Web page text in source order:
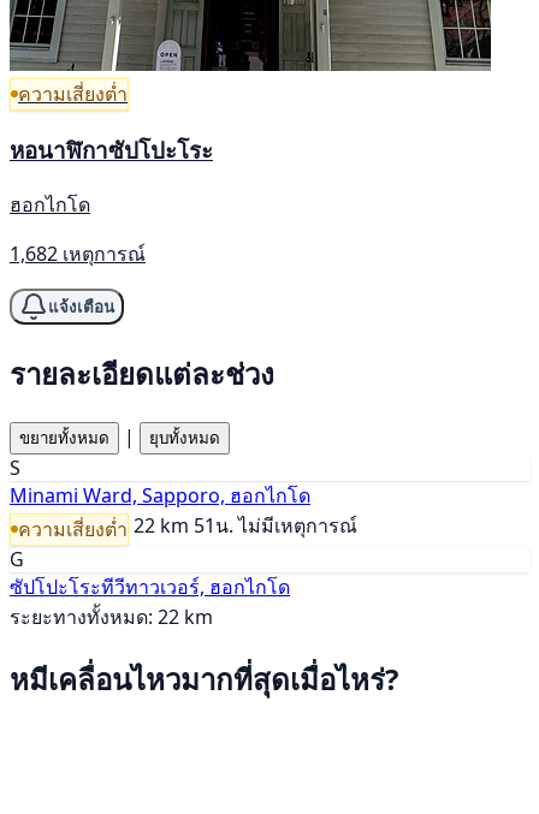
ความเสี่ยงต่ำ
หอนาฬิกาซัปโปะโระ
ฮอกไกโด
1,682 เหตุการณ์
แจ้งเตือน
รายละเอียดแต่ละช่วง
ขยายทั้งหมด | ยุบทั้งหมด
S
Minami Ward, Sapporo, ฮอกไกโด
ความเสี่ยงต่ำ 22 km 51น. ไม่มีเหตุการณ์
G
ซัปโปะโระทีวีทาวเวอร์, ฮอกไกโด
ระยะทางทั้งหมด: 22 km
หมีเคลื่อนไหวมากที่สุดเมื่อไหร่?